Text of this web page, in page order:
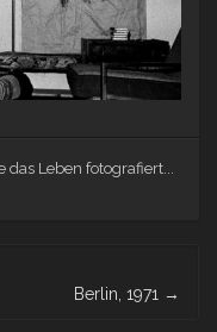
das Leben fotografiert...
Berlin, 1971 →